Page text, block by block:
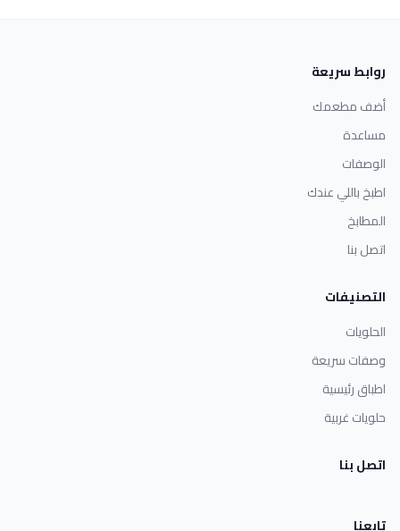
روابط سريعة
أضف مطعمك
مساعدة
الوصفات
اطبخ باللي عندك
المطابخ
اتصل بنا
التصنيفات
الحلويات
وصفات سريعة
اطباق رئيسية
حلويات غربية
اتصل بنا
تابعنا